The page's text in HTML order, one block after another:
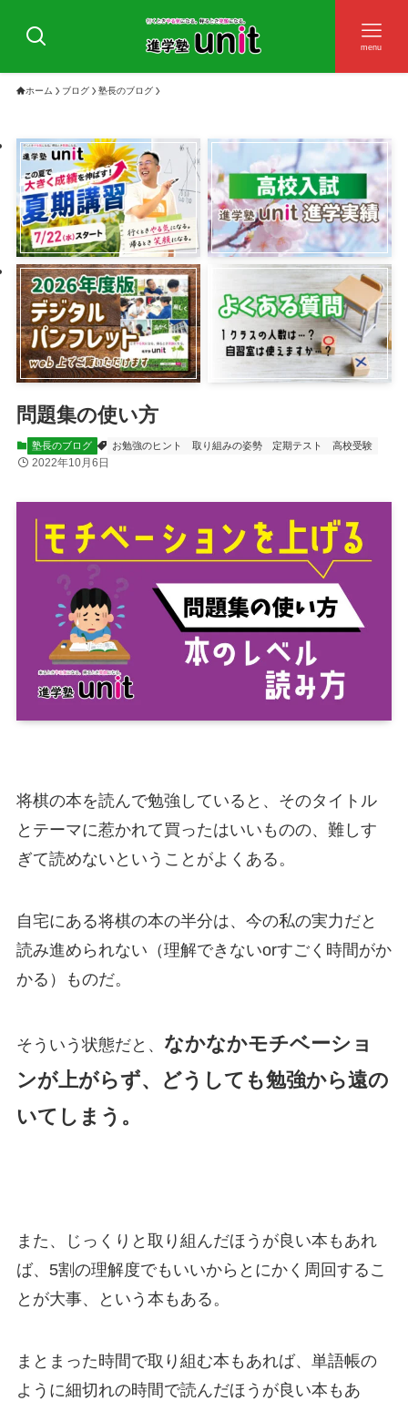
menu
ホーム ブログ 塾長のブログ
問題集の使い方
塾長のブログ お勉強のヒント 取り組みの姿勢 定期テスト 高校受験
2022年10月6日
将棋の本を読んで勉強していると、そのタイトル
とテーマに惹かれて買ったはいいものの、難しす
ぎて読めないということがよくある。
自宅にある将棋の本の半分は、今の私の実力だと
読み進められない（理解できないorすごく時間がか
かる）ものだ。
そういう状態だと、 なかなかモチベーショ
ンが上がらず、どうしても勉強から遠の
いてしまう。
また、じっくりと取り組んだほうが良い本もあれ
ば、5割の理解度でもいいからとにかく周回するこ
とが大事、という本もある。
まとまった時間で取り組む本もあれば、単語帳の
ように細切れの時間で読んだほうが良い本もあ